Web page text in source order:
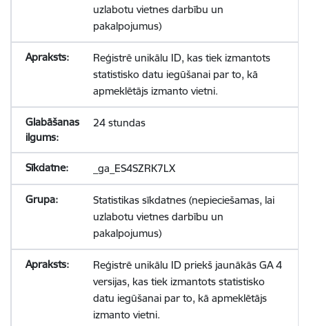
uzlabotu vietnes darbību un
pakalpojumus)
Reģistrē unikālu ID, kas tiek izmantots
statistisko datu iegūšanai par to, kā
apmeklētājs izmanto vietni.
24 stundas
_ga_ES4SZRK7LX
Statistikas sīkdatnes (nepieciešamas, lai
uzlabotu vietnes darbību un
pakalpojumus)
Reģistrē unikālu ID priekš jaunākās GA 4
versijas, kas tiek izmantots statistisko
datu iegūšanai par to, kā apmeklētājs
izmanto vietni.